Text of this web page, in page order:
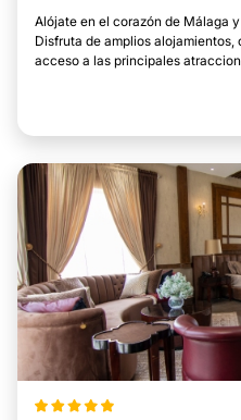
Alójate en el corazón de Málaga
Disfruta de amplios
acceso a las principales